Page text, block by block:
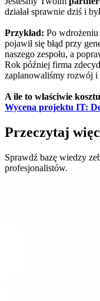
działał sprawnie dziś i
Przykład: Po wdrożeniu
pojawił się błąd przy
naszego zespołu, a
Rok później firma
zaplanowaliśmy rozwój i
A ile to właściwie
Wycena projektu IT:
Przeczytaj
Sprawdź bazę wiedzy
profesjonalistów.